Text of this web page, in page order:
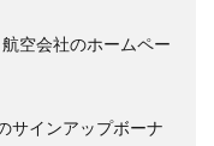
空会社のホームペー
サインアップボーナ